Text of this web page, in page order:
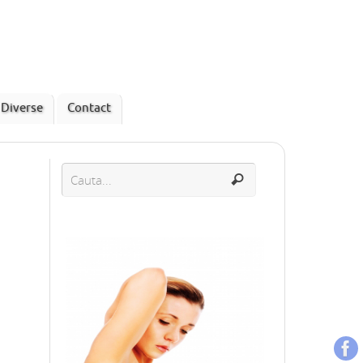
Diverse Contact
Candidoza – tot ce trebuie sa stii